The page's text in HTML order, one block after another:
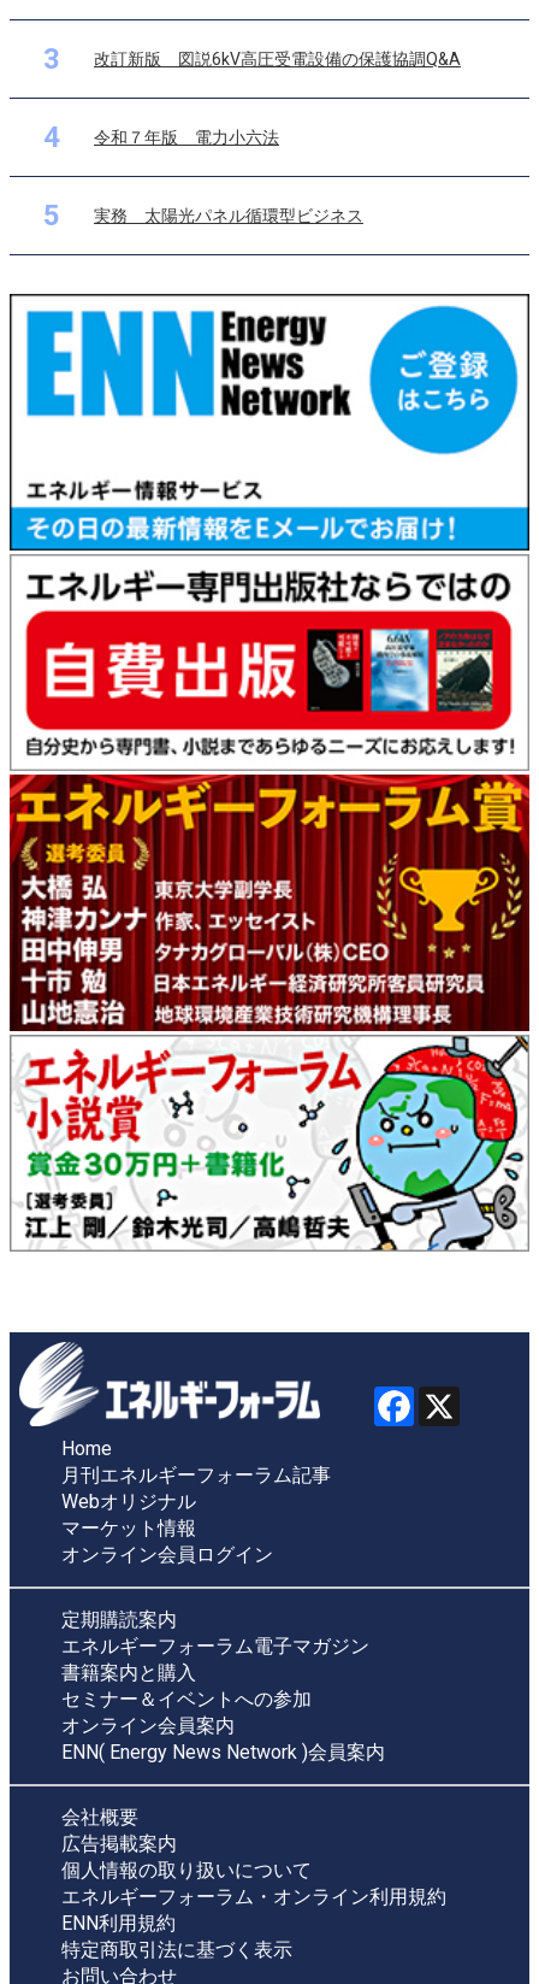
3 改訂新版 図説6kV高圧受電設備の保護協調Q&A
4 令和７年版 電力小六法
5 実務 太陽光パネル循環型ビジネス
Home
月刊エネルギーフォーラム記事
Webオリジナル
マーケット情報
オンライン会員ログイン
定期購読案内
エネルギーフォーラム電子マガジン
書籍案内と購入
セミナー＆イベントへの参加
オンライン会員案内
ENN( Energy News Network )会員案内
会社概要
広告掲載案内
個人情報の取り扱いについて
エネルギーフォーラム・オンライン利用規約
ENN利用規約
特定商取引法に基づく表示
お問い合わせ